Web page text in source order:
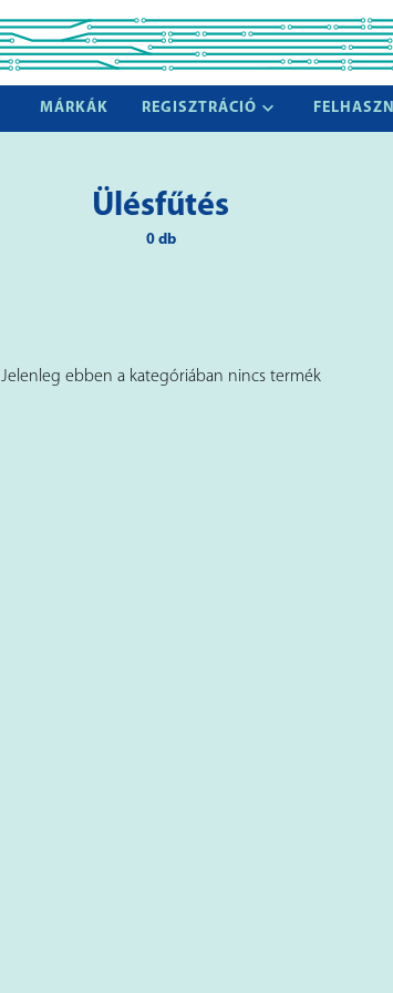
MÁRKÁK REGISZTRÁCIÓ
Ülésfűtés
0 db
Jelenleg ebben a kategóriában nincs termék